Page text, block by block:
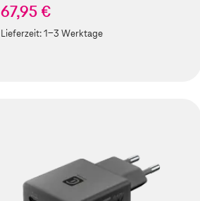
67,95 €
Lieferzeit:1-3 Werktage